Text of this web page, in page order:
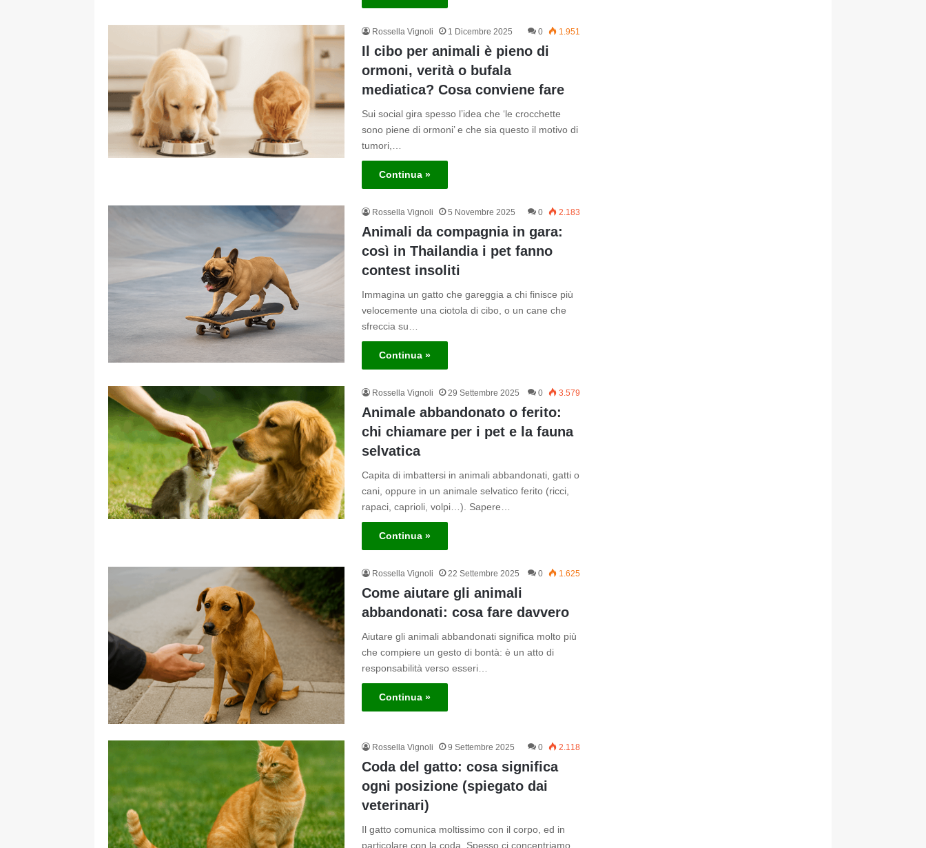
Rossella Vignoli 1 Dicembre 2025 0 1.951
Il cibo per animali è pieno di
ormoni, verità o bufala
mediatica? Cosa conviene fare
Sui social gira spesso l’idea che ‘le crocchette
sono piene di ormoni’ e che sia questo il motivo di
tumori,…
Continua »
Rossella Vignoli 5 Novembre 2025 0 2.183
Animali da compagnia in gara:
così in Thailandia i pet fanno
contest insoliti
Immagina un gatto che gareggia a chi finisce più
velocemente una ciotola di cibo, o un cane che
sfreccia su…
Continua »
Rossella Vignoli 29 Settembre 2025 0 3.579
Animale abbandonato o ferito:
chi chiamare per i pet e la fauna
selvatica
Capita di imbattersi in animali abbandonati, gatti o
cani, oppure in un animale selvatico ferito (ricci,
rapaci, caprioli, volpi…). Sapere…
Continua »
Rossella Vignoli 22 Settembre 2025 0 1.625
Come aiutare gli animali
abbandonati: cosa fare davvero
Aiutare gli animali abbandonati significa molto più
che compiere un gesto di bontà: è un atto di
responsabilità verso esseri…
Continua »
Rossella Vignoli 9 Settembre 2025 0 2.118
Coda del gatto: cosa significa
ogni posizione (spiegato dai
veterinari)
Il gatto comunica moltissimo con il corpo, ed in
particolare con la coda. Spesso ci concentriamo